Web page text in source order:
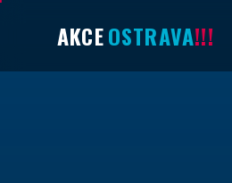
AKCEOSTRAVA!!!